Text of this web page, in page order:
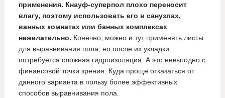
применения. Кнауф-суперпол плохо переносит
влагу, поэтому использовать его в санузлах,
ванных комнатах или банных комплексах
нежелательно. Конечно, можно и тут применять листы
для выравнивания пола, но после их укладки
потребуется сложная гидроизоляция. А это невыгодно с
финансовой точки зрения. Куда проще отказаться от
данного варианта в пользу более эффективных
способов выравнивания пола.